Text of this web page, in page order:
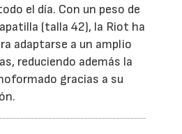
el día. Con un peso de
(talla 42), la Riot ha
adaptarse a un amplio
reduciendo además la
gracias a su